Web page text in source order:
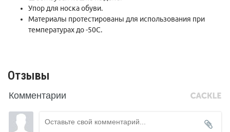
лыжами.
Сделаны в Канаде.
В условиях преимущественно рыхлого снега имеет смысл
брать размер 10*36. Для наста и при общем весе с рюкзаком
до 90 кг можно брать в размере 9*29
Упор для носка обуви.
Материалы протестированы для использования при
температурах до -50С.
Отзывы
Комментарии